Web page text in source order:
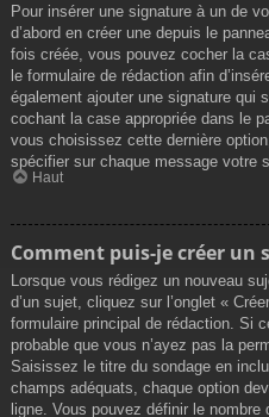
Pour insérer une signature à un de
d’abord en créer une depuis le
fois créée, vous pouvez cocher la
le formulaire de rédaction afin
également ajouter une signature qui
cochant la case appropriée dans le
vous choisissez cette dernière
spécifier sur chaque message votre
Haut
Comment puis-je créer un
Lorsque vous rédigez un nouveau
d’un sujet, cliquez sur l’onglet «
formulaire principal de rédaction. Si
probable que vous n’ayez pas la
Saisissez le titre du sondage en
champs adéquats, chaque option
ligne. Vous pouvez définir le